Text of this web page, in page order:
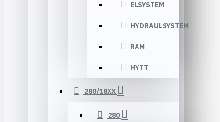
ELSYSTEM
HYDRAULSYSTEM
RAM
HYTT
280/18XX
280